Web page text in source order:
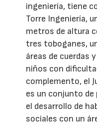
ingeniería, tiene
Torre Ingeniería,
metros de altura
tres toboganes,
áreas de cuerdas
niños con
complemento, el
es un conjunto
el desarrollo de
sociales con un